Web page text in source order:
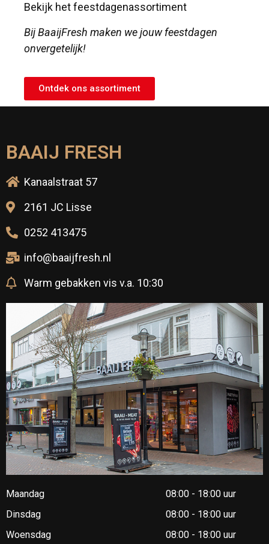
Bekijk het feestdagenassortiment
Bij BaaijFresh maken we jouw feestdagen
onvergetelijk!
Ontdek ons assortiment
BAAIJ FRESH
Kanaalstraat 57
2161 JC Lisse
0252 413475
info@baaijfresh.nl
Warm gebakken vis v.a. 10:30
Maandag
08:00 - 18:00 uur
Dinsdag
08:00 - 18:00 uur
Woensdag
08:00 - 18:00 uur